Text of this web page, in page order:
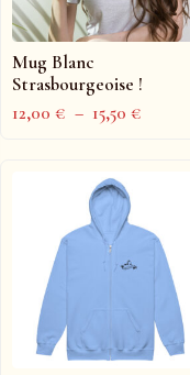
Mug Blanc
Strasbourgeoise !
12,00€ – 15,50€